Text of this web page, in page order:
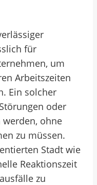
für
um
Arbeitszeiten
Ein solcher
oder
ohne
zu müssen.
Stadt wie
Reaktionszeit
zu